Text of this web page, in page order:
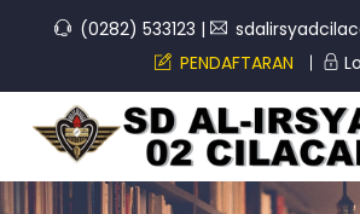
(0282) 533123 |
PENDAFTARAN